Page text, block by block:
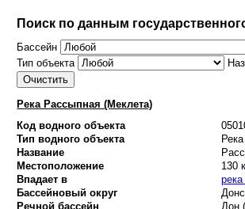
Поиск по данным
Бассейн
Тип объекта
Река Рассыпная (Меклета)
Код водного объекта
Тип водного объекта
Река
Название
Местоположение
130
Впадает в
Бассейновый округ
Речной бассейн
Дон